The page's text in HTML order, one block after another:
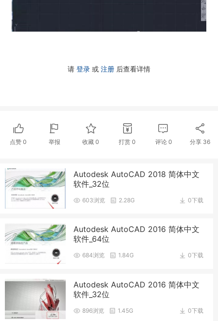
请 登录 或 注册 后查看详情
点赞 0 举报 收藏0 打赏 0 评论 0 分享 36
Autodesk AutoCAD 2018 简体中文
软件_32位
0下载
603浏览 2.28G
Autodesk AutoCAD 2016 简体中文
软件_64位
0下载
684浏览 1.84G
Autodesk AutoCAD 2016 简体中文
软件_32位
0下载
896浏览 1.45G